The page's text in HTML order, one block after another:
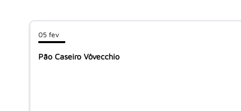
05 fev
Pão Caseiro Vôvecchio